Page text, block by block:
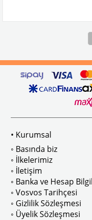
OEM
• Kurumsal
◦ Basında biz
◦ İlkelerimiz
◦ İletişim
◦ Banka ve Hesap
◦ Vosvos Tarihçesi
◦ Gizlilik Sözleşmesi
◦ Üyelik Sözleşmesi